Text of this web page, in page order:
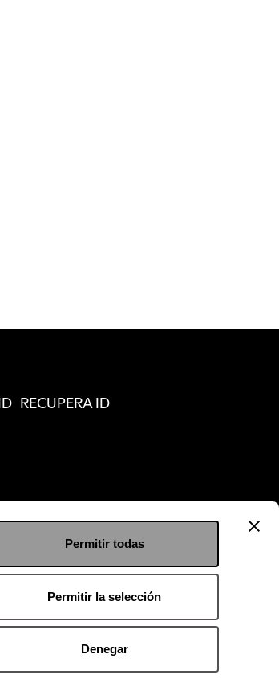
Permitir todas
Permitir la selección
Denegar
RECUPERA ID